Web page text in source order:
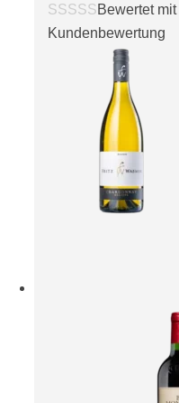
Bewertet mit
Kundenbewertung